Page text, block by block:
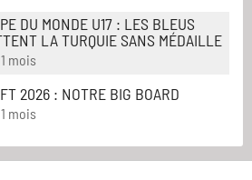
DU MONDE U17 : LES BLEUS
LA TURQUIE SANS MÉDAILLE
mois
2026 : NOTRE BIG BOARD
mois